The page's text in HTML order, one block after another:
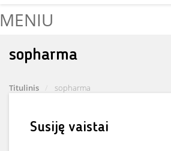
MENIU
sopharma
Titulinis sopharma
Susiję vaistai